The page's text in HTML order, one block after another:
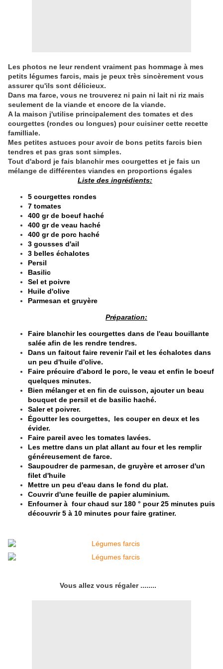
Les photos ne leur rendent vraiment pas hommage à mes
petits légumes farcis, mais je peux très sincèrement vous
assurer qu'ils sont délicieux.
Dans ma farce, vous ne trouverez ni pain ni lait ni riz mais
seulement de la viande et encore de la viande.
A la maison j'utilise principalement des tomates et des
courgettes (rondes ou longues) pour cuisiner cette recette
familliale.
Mes petites astuces pour avoir de bons petits farcis bien
tendres et pas gras sont simples.
Tout d'abord je fais blanchir mes courgettes et je fais un
mélange de différentes viandes en proportions égales
Liste des ingrédients:
5 courgettes rondes
7 tomates
400 gr de boeuf haché
400 gr de veau haché
400 gr de porc haché
3 gousses d'ail
3 belles échalotes
Persil
Basilic
Sel et poivre
Huile d'olive
Parmesan et gruyère
Préparation:
Faire blanchir les courgettes dans de l'eau bouillante
salée afin de les rendre tendres.
Dans un faitout faire revenir l'ail et les échalotes dans
un peu d'huile d'olive.
Faire précuire d'abord le porc, le veau et enfin le boeuf
quelques minutes.
Bien mélanger et en fin de cuisson, ajouter un beau
bouquet de persil et de basilic haché.
Saler et poivrer.
Égoutter les courgettes, les couper en deux et les
évider.
Faire pareil avec les tomates lavées.
Les mettre dans un plat allant au four et les remplir
généreusement de farce.
Saupoudrer de parmesan, de gruyère et arroser d'un
filet d'huile
Mettre un peu d'eau dans le fond du plat.
Couvrir d'une feuille de papier aluminium.
Enfourner à four chaud sur 180 ° pour 25 minutes puis
découvrir 5 à 10 minutes pour faire gratiner.
Vous allez vous régaler ........